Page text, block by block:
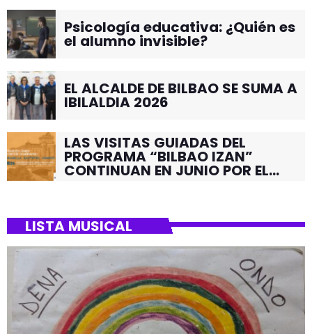
Psicología educativa: ¿Quién es
el alumno invisible?
EL ALCALDE DE BILBAO SE SUMA A
IBILALDIA 2026
LAS VISITAS GUIADAS DEL
PROGRAMA “BILBAO IZAN”
CONTINUAN EN JUNIO POR EL
LISTA MUSICAL